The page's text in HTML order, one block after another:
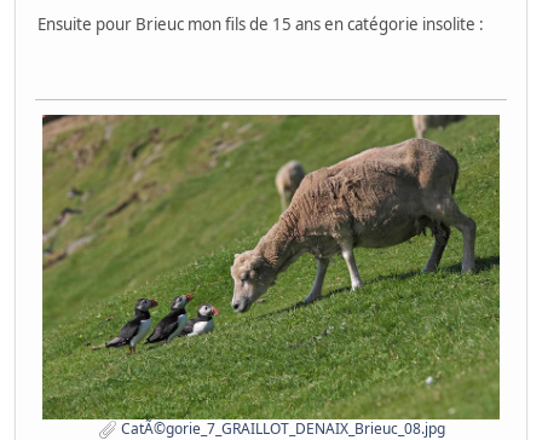
Ensuite pour Brieuc mon fils de 15 ans en catégorie insolite :
CatÃ©gorie_7_GRAILLOT_DENAIX_Brieuc_08.jpg